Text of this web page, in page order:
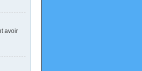
avoir